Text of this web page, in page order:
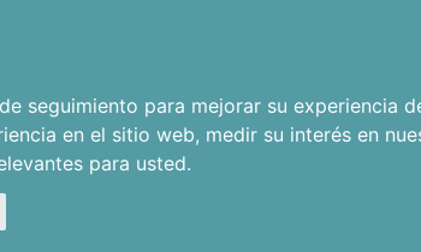
seguimiento para mejorar su experiencia
en el sitio web, medir su interés en
para usted.